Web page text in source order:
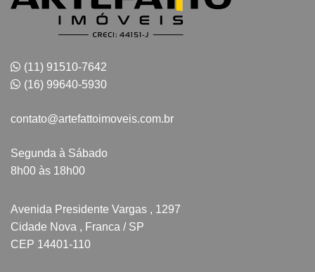
(11) 91510-7642
(16) 99640-5930
contato@artefattoimoveis.com.br
Segunda à Sábado
8h00 às 18h00
Avenida Presidente Vargas , 1297
Cidade Nova , Franca / SP
CEP 14401-110